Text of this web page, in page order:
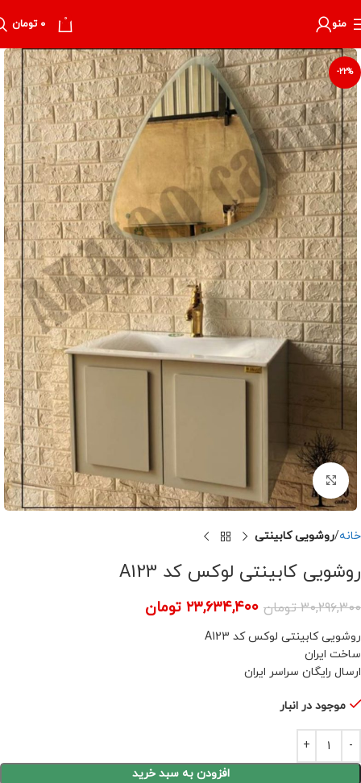
منو 0 ۰ تومان
-22%
برای بزرگنمایی کلیک کنید
خانه روشویی کابینتی
روشویی کابینتی لوکس کد A123
۳۰,۲۹۶,۳۰۰ تومان ۲۳,۶۳۴,۴۰۰ تومان
روشویی کابینتی لوکس کد A123
ساخت ایران
ارسال رایگان سراسر ایران
موجود در انبار
افزودن به سبد خرید